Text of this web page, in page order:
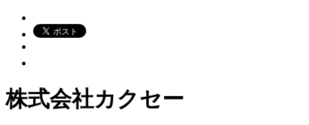
株式会社カクセー